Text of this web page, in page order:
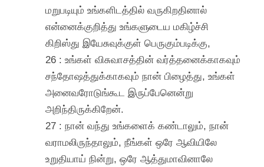
மறுபடியும் உங்களிடத்தில் வருகிறதினால்
என்னைக்குறித்து உங்களுடைய மகிழ்ச்சி
கிறிஸ்து இயேசுவுக்குள் பெருகும்படிக்கு,
26 : உங்கள் விசுவாசத்தின் வர்த்தனைக்காகவும்
சந்தோஷத்துக்காகவும் நான் பிழைத்து, உங்கள்
அனைவரோடுங்கூட இருப்பேனென்று
அறிந்திருக்கிறேன்.
27 : நான் வந்து உங்களைக் கண்டாலும், நான்
வராமலிருந்தாலும், நீங்கள் ஒரே ஆவியிலே
உறுதியாய் நின்று, ஒரே ஆத்துமாவினாலே